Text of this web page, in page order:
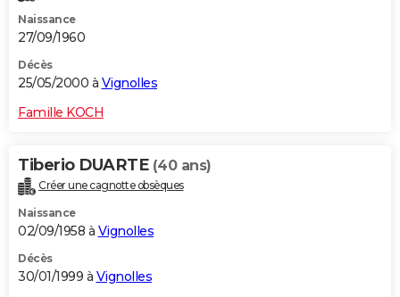
Naissance
27/09/1960
Décès
25/05/2000 à Vignolles
Famille KOCH
Tiberio DUARTE (40 ans)
Créer une cagnotte obsèques
Naissance
02/09/1958 à Vignolles
Décès
30/01/1999 à Vignolles